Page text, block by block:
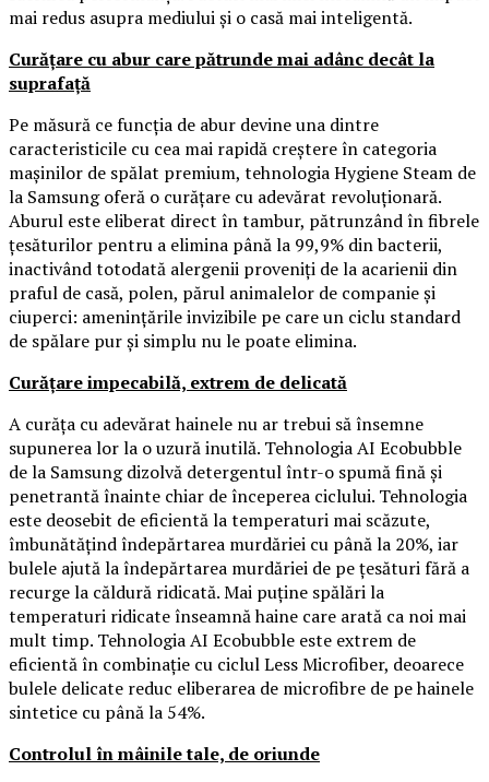
mai redus asupra mediului și o casă mai inteligentă.
Curățare cu abur care pătrunde mai adânc decât la
suprafață
Pe măsură ce funcția de abur devine una dintre
caracteristicile cu cea mai rapidă creștere în categoria
mașinilor de spălat premium, tehnologia Hygiene Steam de
la Samsung oferă o curățare cu adevărat revoluționară.
Aburul este eliberat direct în tambur, pătrunzând în fibrele
țesăturilor pentru a elimina până la 99,9% din bacterii,
inactivând totodată alergenii proveniți de la acarienii din
praful de casă, polen, părul animalelor de companie și
ciuperci: amenințările invizibile pe care un ciclu standard
de spălare pur și simplu nu le poate elimina.
Curățare impecabilă, extrem de delicată
A curăța cu adevărat hainele nu ar trebui să însemne
supunerea lor la o uzură inutilă. Tehnologia AI Ecobubble
de la Samsung dizolvă detergentul într-o spumă fină și
penetrantă înainte chiar de începerea ciclului. Tehnologia
este deosebit de eficientă la temperaturi mai scăzute,
îmbunătățind îndepărtarea murdăriei cu până la 20%, iar
bulele ajută la îndepărtarea murdăriei de pe țesături fără a
recurge la căldură ridicată. Mai puține spălări la
temperaturi ridicate înseamnă haine care arată ca noi mai
mult timp. Tehnologia AI Ecobubble este extrem de
eficientă în combinație cu ciclul Less Microfiber, deoarece
bulele delicate reduc eliberarea de microfibre de pe hainele
sintetice cu până la 54%.
Controlul în mâinile tale, de oriunde